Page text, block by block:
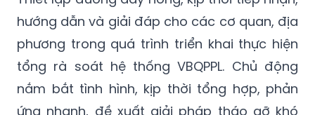
hướng dẫn và giải đáp cho các cơ quan, địa
phương trong quá trình triển khai thực hiện
tổng rà soát hệ thống VBQPPL. Chủ động
nắm bắt tình hình, kịp thời tổng hợp, phản
ứng nhanh, đề xuất giải pháp tháo gỡ khó